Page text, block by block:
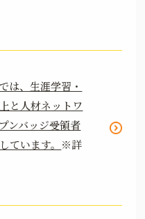
は、生涯学習・
と人材ネットワ
ンバッジ受領者
ています。 ※詳